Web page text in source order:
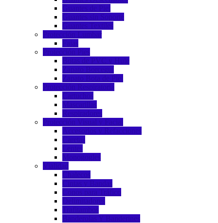
Guantes de Piel
Guantes sin Soporte
Guantes Textiles
Protección Lumbar
Fajas
Protección Pies
Botas de PVC y Hule
Zapato Borceguí
Zapato Bota de Piel
Protección Respiratoria
Cartuchos
Mascarillas
Respiradores
Protección Visual y Facial
Accesorios y Refacciones
Caretas
Lentes
Monogogles
Vialidad
Chalecos
Cintas y Bandas
Conos para Tráfico
Delimitadores
Trafitambos
Banderolas Y Banderines